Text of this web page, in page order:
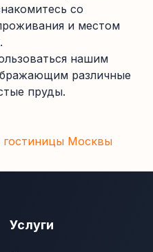
со
и местом
нашим
различные
пруды.
гостиницы Москвы
Услуги